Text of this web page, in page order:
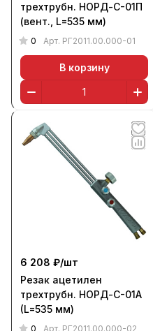
трехтрубн. НОРД-С-01П
(вент., L=535 мм)
0 Арт. РГ2011.00.000-01
В корзину
6 208 ₽/шт
Резак ацетилен
трехтрубн. НОРД-С-01А
(L=535 мм)
0 Арт. РГ2011.00.000-02